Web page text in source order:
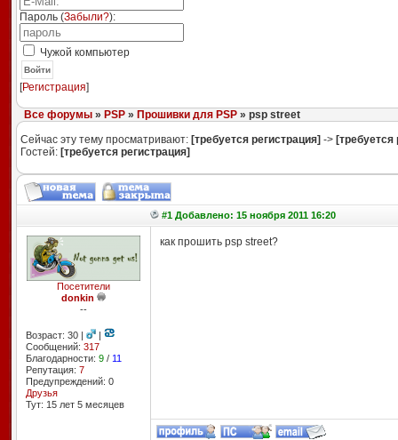
Пароль (Забыли?):
Чужой компьютер
Войти
[Регистрация]
Все форумы» PSP» Прошивки для PSP» psp street
Сейчас эту тему просматривают: [требуется регистрация] -> [требуется
Гостей: [требуется регистрация]
#1 Добавлено: 15 ноября 2011 16:20
Посетители
donkin
--
Возраст: 30 |
|
Сообщений: 317
Благодарности: 9/ 11
Репутация: 7
Предупреждений: 0
Друзья
Тут: 15 лет 5 месяцев
как прошить psp street?